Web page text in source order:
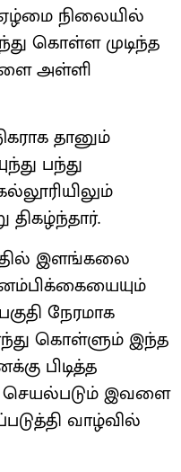
நிலையில்
கொள்ள முடிந்த
அள்ளி
தானும்
பந்து
இளங்கலை
நேரமாக
கொள்ளும் இந்த
பிடித்த
செயல்படும் இவளை
வாழ்வில்